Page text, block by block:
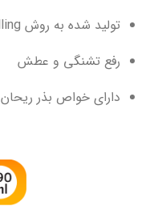
تولید شده به روش Hot Filling
رفع تشنگی و عطش
دارای خواص بذر ریحان